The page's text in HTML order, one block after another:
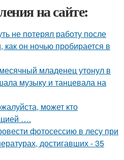
на сайте:
не потерял работу после
как он ночью пробирается в
младенец утонул в
музыку и танцевала на
может кто
….
фотосессию в лесу при
достигавших - 35